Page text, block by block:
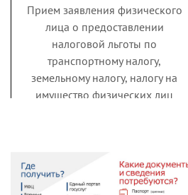
Прием заявления физического
лица о предоставлении
налоговой льготы по
транспортному налогу,
земельному налогу, налогу на
имущество физических лиц
выплаты взамен предоставления
земельного участка в